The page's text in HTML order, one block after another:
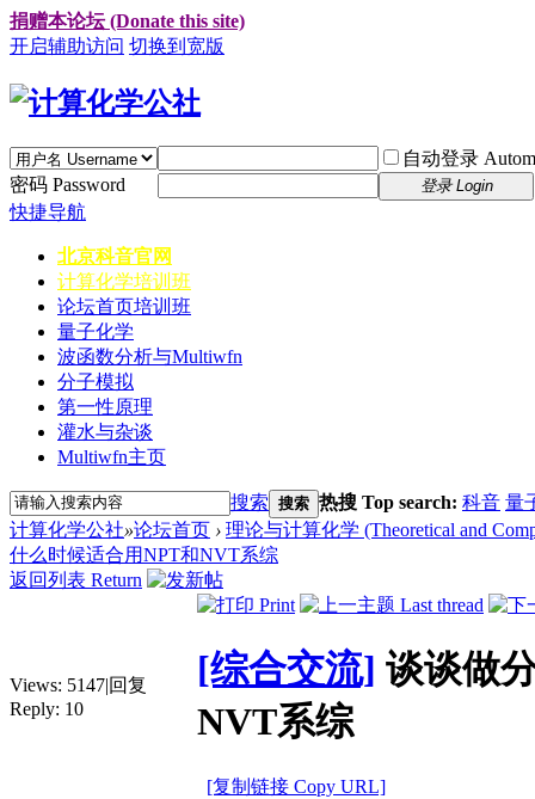
捐赠本论坛 (Donate this site)
开启辅助访问 切换到宽版
自动登录
密码 Password
登录 Login
快捷导航
北京科音官网
计算化学培训班
论坛首页培训班
量子化学
波函数分析与Multiwfn
分子模拟
第一性原理
灌水与杂谈
Multiwfn主页
搜索 搜索 热搜 Top search: 科音 量
计算化学公社»论坛首页 › 理论与计算化学 (Theoretical and
什么时候适合用NPT和NVT系综
返回列表 Return
Views: 5147|回复
Reply: 10
[综合交流] 谈谈做
NVT系综
[复制链接 Copy URL]